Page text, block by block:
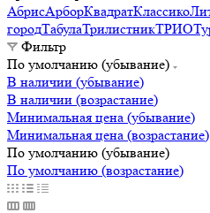
АбрисАрборКвадратКлассико
городТабулаТрилистникТРИО
Фильтр
По умолчанию (убывание)
В наличии (убывание)
В наличии (возрастание)
Минимальная цена (убывание)
Минимальная цена (возрастание)
По умолчанию (убывание)
По умолчанию (возрастание)